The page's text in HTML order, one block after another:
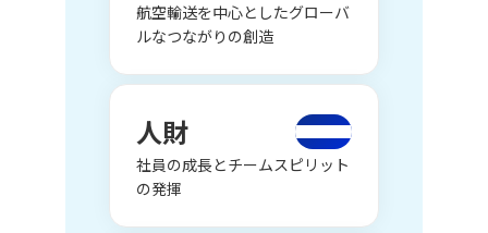
航空輸送を中心としたグローバ
ルなつながりの創造
人財
社員の成長とチームスピリット
の発揮